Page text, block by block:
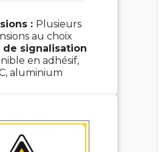
: Plusieurs
au choix
de signalisation
en adhésif,
aluminium